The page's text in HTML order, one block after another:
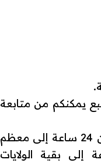
يمكنكم من متابعة
متوسط فترة التوصيل أقل من 24 ساعة إلى معظم
الشمالية و 48 ساعة إلى بقية الولايات